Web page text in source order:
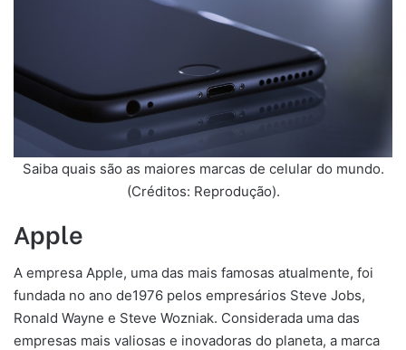
Saiba quais são as maiores marcas de celular do mundo.
(Créditos: Reprodução).
Apple
A empresa Apple, uma das mais famosas atualmente, foi
fundada no ano de1976 pelos empresários Steve Jobs,
Ronald Wayne e Steve Wozniak. Considerada uma das
empresas mais valiosas e inovadoras do planeta, a marca